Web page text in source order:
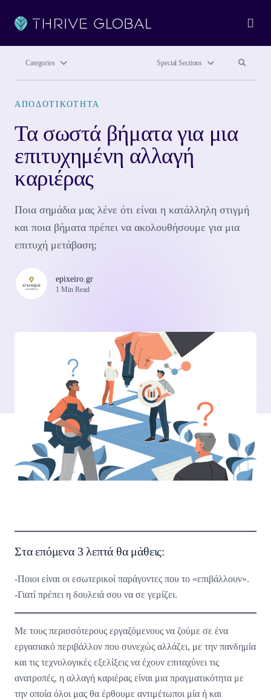
Categories Special Sections Search site
ΑΠΟΔΟΤΙΚΌΤΗΤΑ
Τα σωστά βήματα για μια
επιτυχημένη αλλαγή
καριέρας
Ποια σημάδια μας λένε ότι είναι η κατάλληλη στιγμή
και ποια βήματα πρέπει να ακολουθήσουμε για μια
επιτυχή μετάβαση;
epixeiro.gr
1 Min Read
Στα επόμενα 3 λεπτά θα μάθεις:
-Ποιοι είναι οι εσωτερικοί παράγοντες που το «επιβάλλουν».
-Γιατί πρέπει η δουλειά σου να σε γεμίζει.
Με τους περισσότερους εργαζόμενους να ζούμε σε ένα
εργασιακό περιβάλλον που συνεχώς αλλάζει, με την πανδημία
και τις τεχνολογικές εξελίξεις να έχουν επιταχύνει τις
ανατροπές, η αλλαγή καριέρας είναι μια πραγματικότητα με
την οποία όλοι μας θα έρθουμε αντιμέτωποι μία ή και